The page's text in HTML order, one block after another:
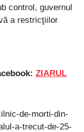
control, guvernul
a restricţiilor
ZIARUL
de-morti-din-
a-trecut-de-25-